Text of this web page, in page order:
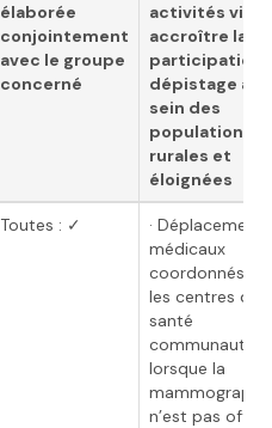
élaborée
conjointement
avec le groupe
concerné
activités
accroître la
participation
dépistage au
sein des
populations
rurales et
éloignées
Toutes : ✓
· Déplacements
médicaux
coordonnés
les centres de
santé
lorsque la
n’est pas